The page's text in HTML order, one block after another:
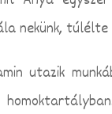
nekünk, túlélte
utazik